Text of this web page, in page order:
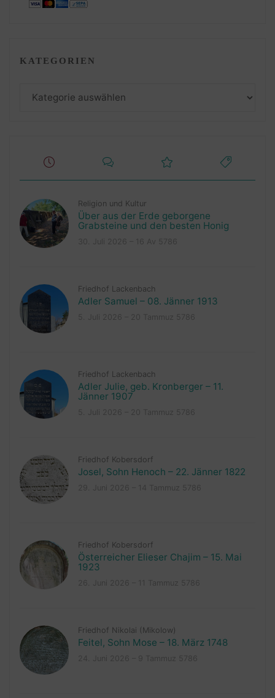
KATEGORIEN
Religion und Kultur
Über aus der Erde geborgene
Grabsteine und den besten Honig
Friedhof Lackenbach
Adler Samuel – 08. Jänner 1913
Friedhof Lackenbach
Adler Julie, geb. Kronberger – 11.
Jänner 1907
Friedhof Kobersdorf
Josel, Sohn Henoch – 22. Jänner 1822
Friedhof Kobersdorf
Österreicher Elieser Chajim – 15. Mai
1923
Friedhof Nikolai (Mikolow)
Feitel, Sohn Mose – 18. März 1748